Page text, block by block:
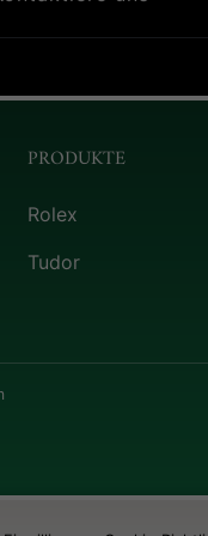
PRODUKTE
Rolex
Tudor